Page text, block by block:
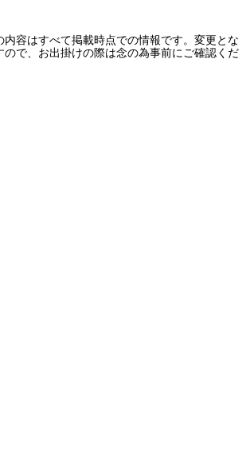
容はすべて掲載時点での情報です。変更とな
ので、お出掛けの際は念の為事前にご確認くだ